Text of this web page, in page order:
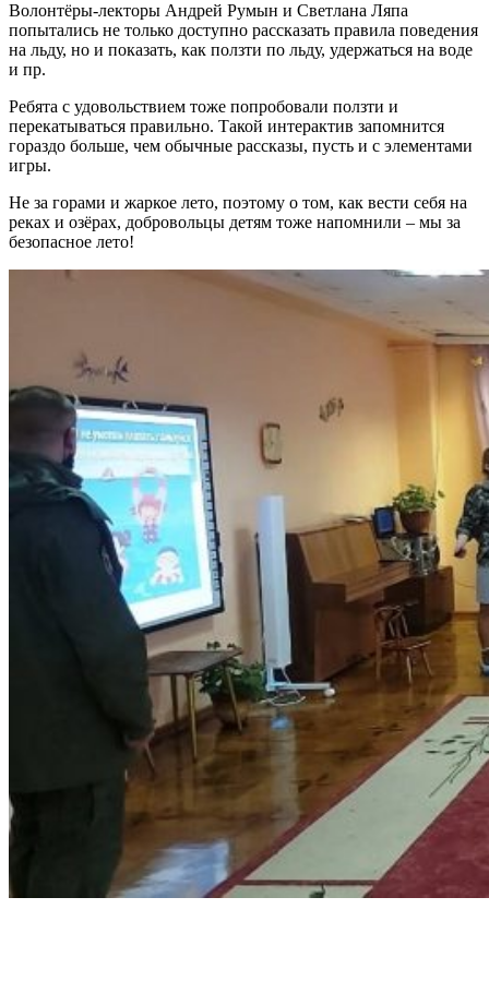
Волонтёры-лекторы Андрей Румын и Светлана Ляпа
попытались не только доступно рассказать правила поведения
на льду, но и показать, как ползти по льду, удержаться на воде
и пр.
Ребята с удовольствием тоже попробовали ползти и
перекатываться правильно. Такой интерактив запомнится
гораздо больше, чем обычные рассказы, пусть и с элементами
игры.
Не за горами и жаркое лето, поэтому о том, как вести себя на
реках и озёрах, добровольцы детям тоже напомнили – мы за
безопасное лето!